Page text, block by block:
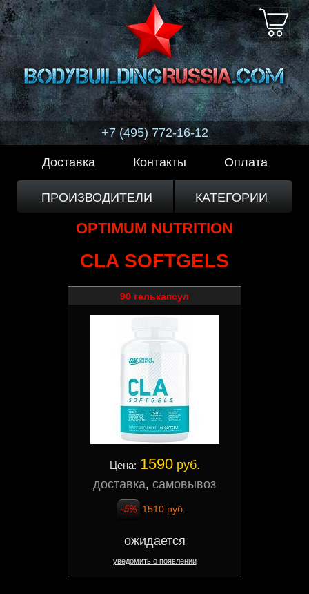
+7 (495) 772-16-12
Доставка Контакты Оплата
ПРОИЗВОДИТЕЛИ КАТЕГОРИИ
OPTIMUM NUTRITION
CLA SOFTGELS
90 гелькапсул
Цена: 1590руб.
доставка, самовывоз
1510 руб.
ожидается
уведомить о появлении